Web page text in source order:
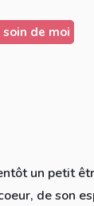
de moi
un petit
de son